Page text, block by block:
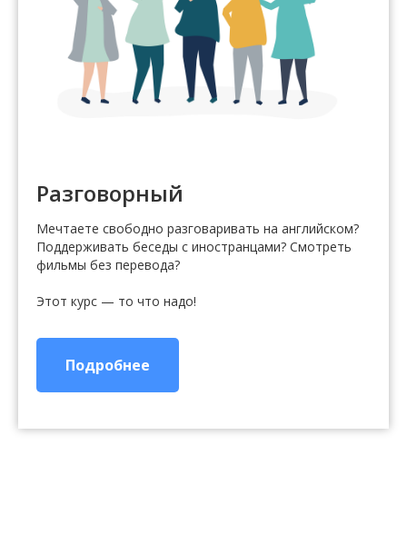
Разговорный
Мечтаете свободно разговаривать на английском?
Поддерживать беседы с иностранцами? Смотреть
фильмы без перевода?
Этот курс — то что надо!
Подробнее